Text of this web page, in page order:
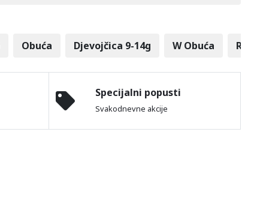
Obuća Djevojčica 9-14g W Obuća R
Specijalni popusti
Svakodnevne akcije